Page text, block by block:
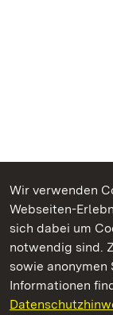
Wir verwenden
Webseiten-
sich dabei um
notwendig sind.
sowie
Informationen
Kommen.
Staatliche